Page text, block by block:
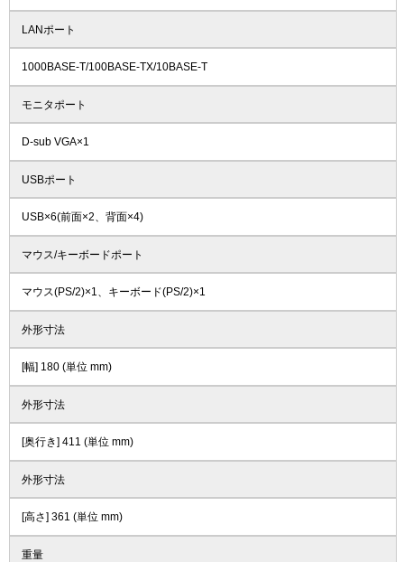
LANポート
1000BASE-T/100BASE-TX/10BASE-T
モニタポート
D-sub VGA×1
USBポート
USB×6(前面×2、背面×4)
マウス/キーボードポート
マウス(PS/2)×1、キーボード(PS/2)×1
外形寸法
[幅] 180 (単位 mm)
外形寸法
[奥行き] 411 (単位 mm)
外形寸法
[高さ] 361 (単位 mm)
重量